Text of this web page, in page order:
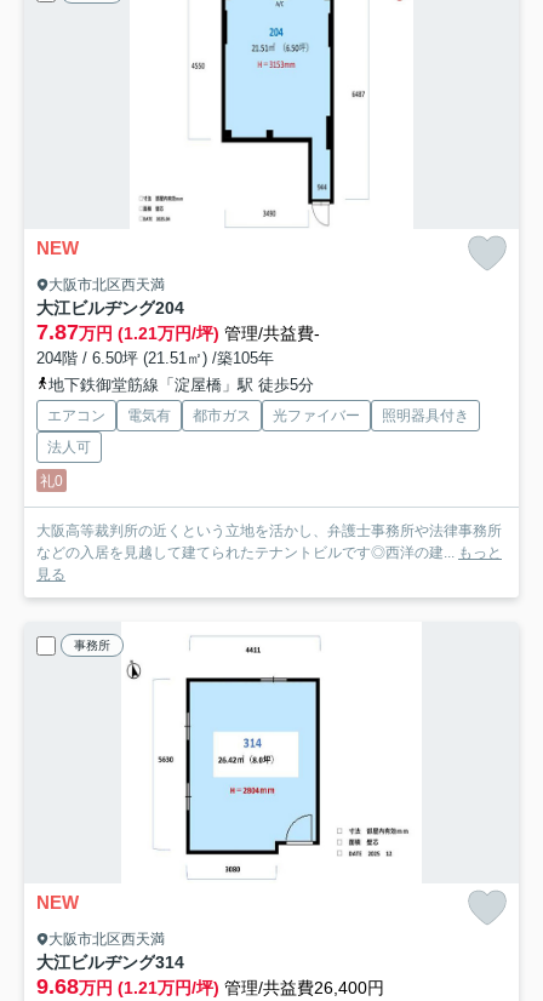
NEW
大阪市北区西天満
大江ビルヂング204
7.87万円 (1.21万円/坪) 管理/共益費-
204階 / 6.50坪 (21.51㎡) /築105年
地下鉄御堂筋線「淀屋橋」駅 徒歩5分
エアコン 電気有 都市ガス 光ファイバー
照明器具付き
法人可
礼0
大阪高等裁判所の近くという立地を活かし、弁護士事務所や法律事務所
などの入居を見越して建てられたテナントビルです◎西洋の建... もっと
見る
事務所
NEW
大阪市北区西天満
大江ビルヂング314
9.68万円 (1.21万円/坪) 管理/共益費26,400円